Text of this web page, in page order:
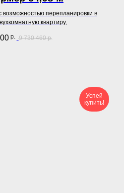
возможностью перепланировки в
квартиру,
р. 9 730 460 р.
Успей
купить!